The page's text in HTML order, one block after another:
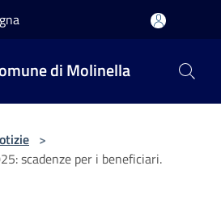
di Molinella
>
scadenze per i beneficiari.